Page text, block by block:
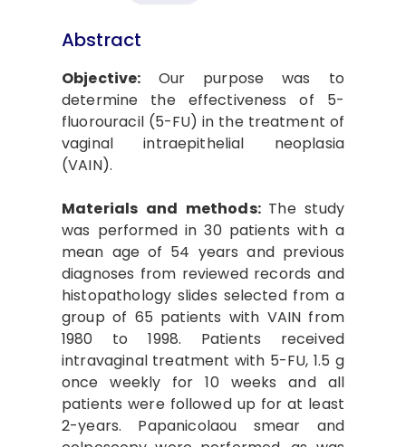
Abstract
Objective: Our purpose was to
determine the effectiveness of 5-
fluorouracil (5-FU) in the treatment of
vaginal intraepithelial neoplasia
(VAIN).
Materials and methods: The study
was performed in 30 patients with a
mean age of 54 years and previous
diagnoses from reviewed records and
histopathology slides selected from a
group of 65 patients with VAIN from
1980 to 1998. Patients received
intravaginal treatment with 5-FU, 1.5 g
once weekly for 10 weeks and all
patients were followed up for at least
2-years. Papanicolaou smear and